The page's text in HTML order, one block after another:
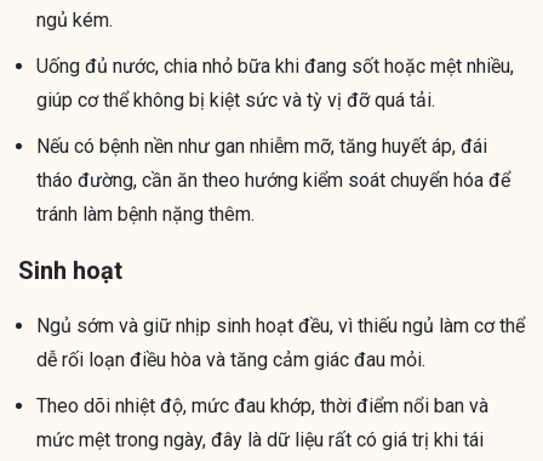
ngủ kém.
Uống đủ nước, chia nhỏ bữa khi đang sốt hoặc mệt nhiều,
giúp cơ thể không bị kiệt sức và tỳ vị đỡ quá tải.
Nếu có bệnh nền như gan nhiễm mỡ, tăng huyết áp, đái
tháo đường, cần ăn theo hướng kiểm soát chuyển hóa để
tránh làm bệnh nặng thêm.
Sinh hoạt
Ngủ sớm và giữ nhịp sinh hoạt đều, vì thiếu ngủ làm cơ thể
dễ rối loạn điều hòa và tăng cảm giác đau mỏi.
Theo dõi nhiệt độ, mức đau khớp, thời điểm nổi ban và
mức mệt trong ngày, đây là dữ liệu rất có giá trị khi tái